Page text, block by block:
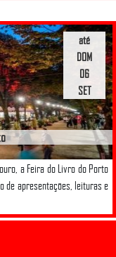
a Feira do Livro do Porto
de apresentações, leituras e
até
DOM
06
SET